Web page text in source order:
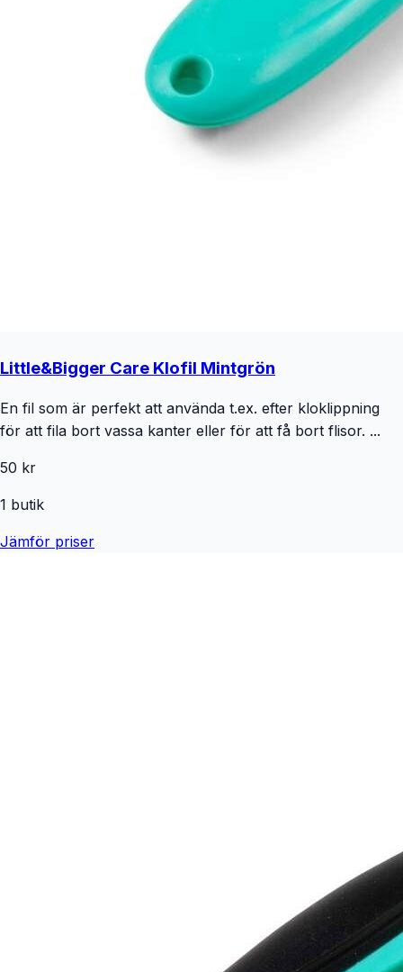
Little&Bigger Care Klofil Mintgrön
En fil som är perfekt att använda t.ex. efter kloklippning
för att fila bort vassa kanter eller för att få bort flisor. ...
50 kr
1 butik
Jämför priser